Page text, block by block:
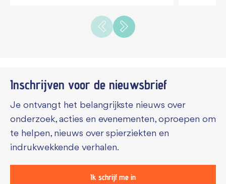
Inschrijven voor de nieuwsbrief
Je ontvangt het belangrijkste nieuws over
onderzoek, acties en evenementen, oproepen om
te helpen, nieuws over spierziekten en
indrukwekkende verhalen.
Ik schrijf me in